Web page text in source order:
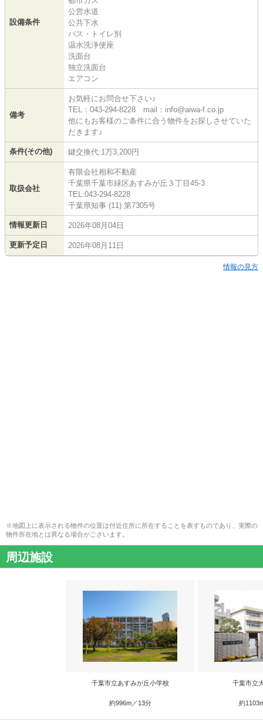
設備条件
公営水道
公共下水
バス・トイレ別
温水洗浄便座
洗面台
独立洗面台
エアコン
備考
お気軽にお問合せ下さい♪
TEL：043-294-8228 mail：info@aiwa-f.co.jp
他にもお客様のご条件に合う物件をお探しさせていた
だきます♪
条件(その他) 鍵交換代:1万3,200円
取扱会社
有限会社相和不動産
千葉県千葉市緑区あすみが丘３丁目45-3
TEL:043-294-8228
千葉県知事 (11) 第7305号
情報更新日 2026年08月04日
更新予定日 2026年08月11日
情報の見方
※地図上に表示される物件の位置は付近住所に所在することを表すものであり、実際の
物件所在地とは異なる場合がございます。
周辺施設
千葉市立あすみが丘小学校
約996m／13分
千葉市立
約